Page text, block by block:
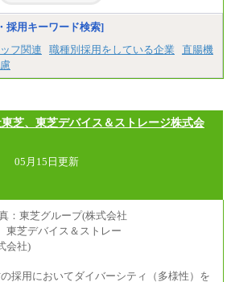
採用キーワード検索]
フ関連 職種別採用をしている企業
直腸機
芝、東芝デバイス＆ストレージ株式会
05月15日更新
採用においてダイバーシティ（多様性）を